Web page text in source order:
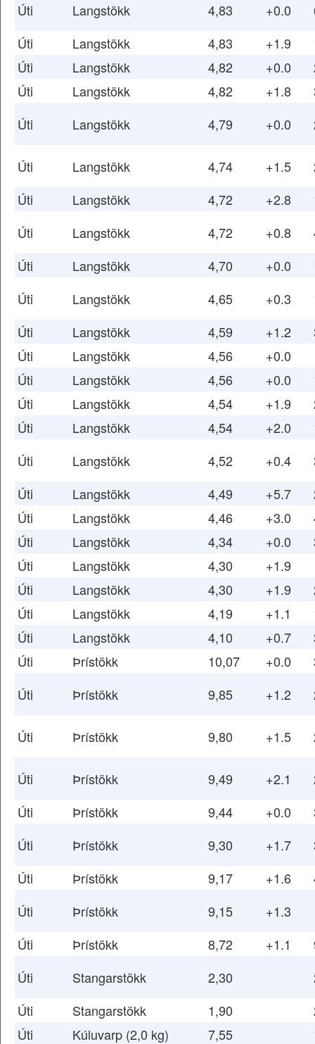
Úti
Langstökk 4,83 +0.0
Úti
Langstökk 4,83 +1.9
Úti
Langstökk 4,82 +0.0
Úti
Langstökk 4,82 +1.8
Úti
Langstökk 4,79 +0.0
Úti Langstökk 4,74 +1.5
Úti
Langstökk 4,72 +2.8
Úti
Langstökk 4,72 +0.8
Úti
Langstökk 4,70 +0.0
Úti
Langstökk 4,65 +0.3
Úti
Langstökk 4,59 +1.2
Úti
Langstökk 4,56
+0.0
Úti
Langstökk 4,56 +0.0
Úti
Langstökk 4,54 +1.9
Úti
Langstökk 4,54 +2.0
Úti
Langstökk 4,52 +0.4
Úti
Langstökk 4,49 +5.7
Úti
Langstökk 4,46 +3.0
Úti
Langstökk 4,34 +0.0
Úti
Langstökk 4,30
+1.9
Úti
Langstökk 4,30 +1.9
Úti
Langstökk 4,19 +1.1
Úti
Langstökk 4,10 +0.7
Úti
Þrístökk 10,07 +0.0
Úti
Þrístökk 9,85 +1.2
Úti Þrístökk 9,80 +1.5
Úti Þrístökk 9,49 +2.1
Úti
Þrístökk 9,44 +0.0
Úti
Þrístökk 9,30 +1.7
Úti
Þrístökk 9,17 +1.6
Úti
Þrístökk 9,15
+1.3
Úti
Þrístökk 8,72 +1.1
Úti
Stangarstökk 2,30
Úti
Stangarstökk 1,90
Úti
Kúluvarp (2,0 kg) 7,55